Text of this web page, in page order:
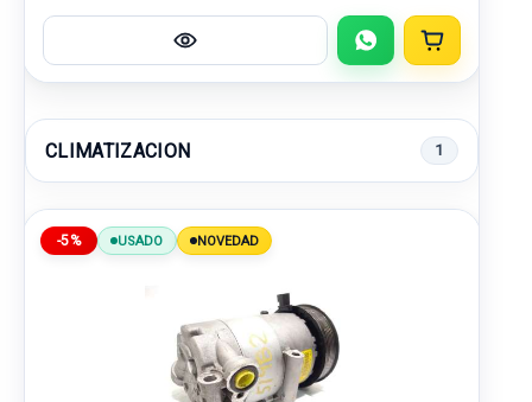
CLIMATIZACION 1
-5% USADO NOVEDAD